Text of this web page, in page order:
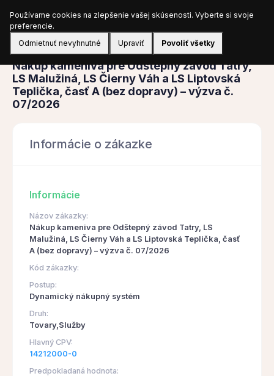
Prihlásiť sa
Obstarávanie
Nákup kameniva pre Odštepný závod Tatry,
LS Malužiná, LS Čierny Váh a LS Liptovská
Teplička, časť A (bez dopravy) – výzva č.
07/2026
Informácie o zákazke
Informácie
Názov zákazky:
Nákup kameniva pre Odštepný závod Tatry, LS
Malužiná, LS Čierny Váh a LS Liptovská Teplička, časť
A (bez dopravy) – výzva č. 07/2026
Kód zákazky:
Postup:
Dynamický nákupný systém
Druh:
Tovary,Služby
Hlavný CPV:
14212000-0
Predpokladaná hodnota:
Používame cookies na zlepšenie vašej skúsenosti. Vyberte si svoje
preferencie.
Odmietnuť nevyhnutné
Upraviť Povoliť všetky